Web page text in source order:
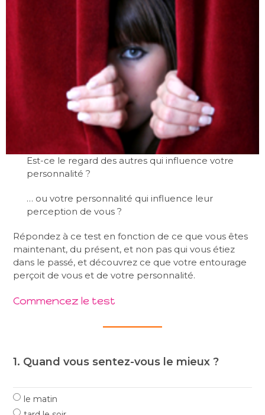
Est-ce le regard des autres qui influence votre
personnalité ?
… ou votre personnalité qui influence leur
perception de vous ?
Répondez à ce test en fonction de ce que vous êtes
maintenant, du présent, et non pas qui vous étiez
dans le passé, et découvrez ce que votre entourage
perçoit de vous et de votre personnalité.
Commencez le test
1. Quand vous sentez-vous le mieux ?
le matin